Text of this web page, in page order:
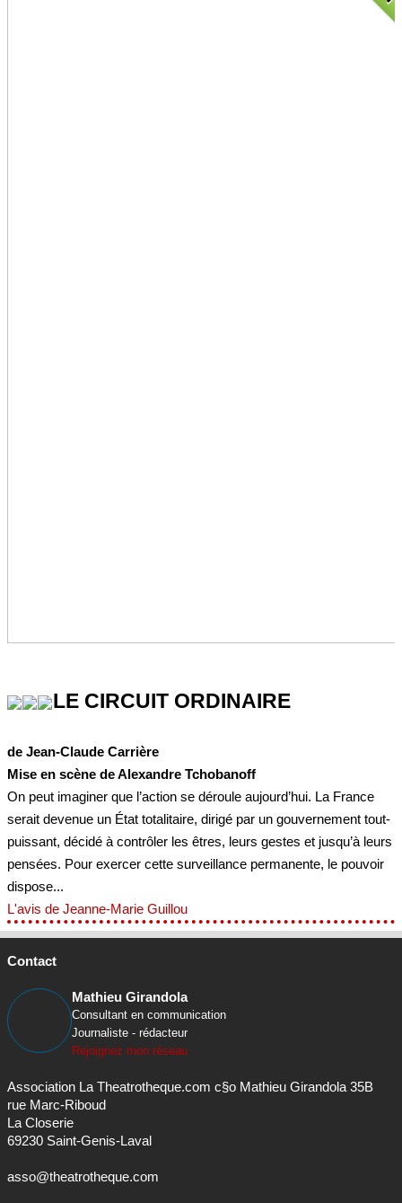
LE CIRCUIT ORDINAIRE
de Jean-Claude Carrière
Mise en scène de Alexandre Tchobanoff
On peut imaginer que l’action se déroule aujourd’hui. La France
serait devenue un État totalitaire, dirigé par un gouvernement tout-
puissant, décidé à contrôler les êtres, leurs gestes et jusqu’à leurs
pensées. Pour exercer cette surveillance permanente, le pouvoir
dispose...
L'avis de Jeanne-Marie Guillou
Contact
Mathieu Girandola
Consultant en communication
Journaliste - rédacteur
Rejoignez mon réseau
Association La Theatrotheque.com c§o Mathieu Girandola 35B
rue Marc-Riboud
La Closerie
69230 Saint-Genis-Laval
asso@theatrotheque.com